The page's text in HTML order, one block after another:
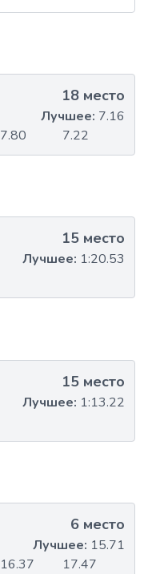
18 место
7.80 7.22
Лучшее: 7.16
15 место
Лучшее: 1:20.53
15 место
Лучшее: 1:13.22
6 место
16.37 17.47
Лучшее: 15.71